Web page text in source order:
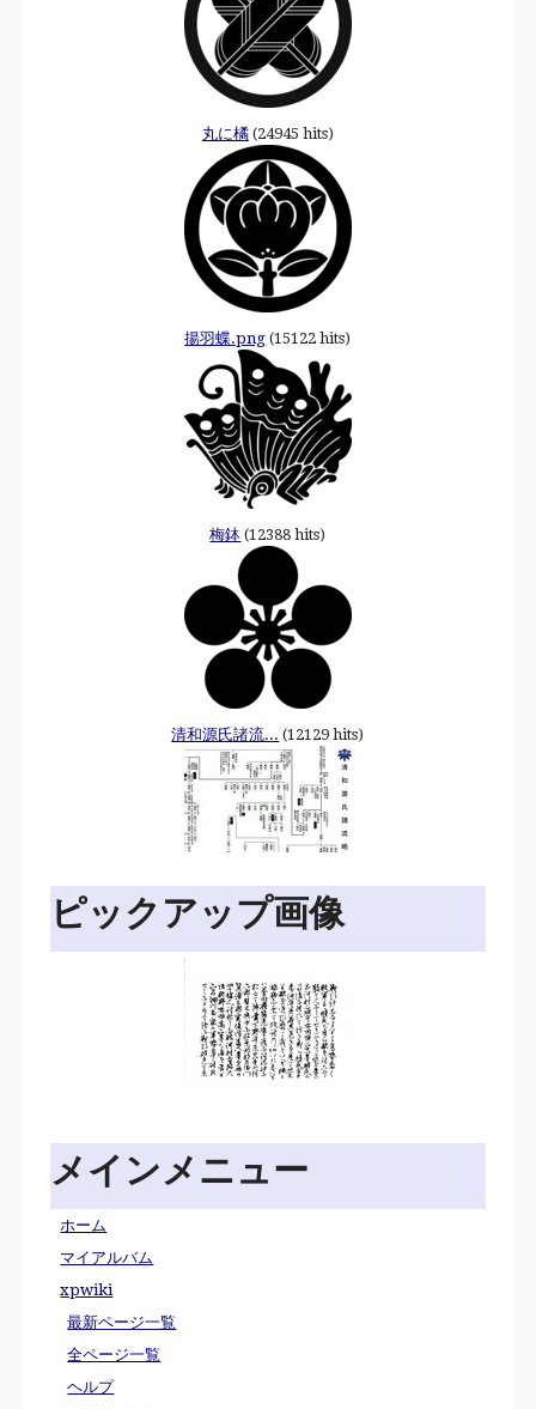
丸に橘(24945 hits)
揚羽蝶.png (15122 hits)
梅鉢 (12388 hits)
清和源氏諸流... (12129 hits)
ピックアップ画像
メインメニュー
ホーム
マイアルバム
xpwiki
最新ページ一覧
全ページ一覧
ヘルプ